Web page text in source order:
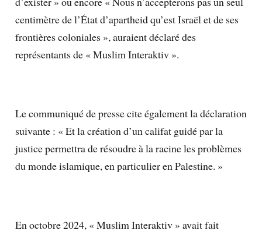
centimètre de l’État d’apartheid qu’est Israël et de ses
frontières coloniales », auraient déclaré des
représentants de « Muslim Interaktiv ».
Le communiqué de presse cite également la déclaration
suivante : « Et la création d’un califat guidé par la
justice permettra de résoudre à la racine les problèmes
du monde islamique, en particulier en Palestine. »
En octobre 2024, « Muslim Interaktiv » avait fait